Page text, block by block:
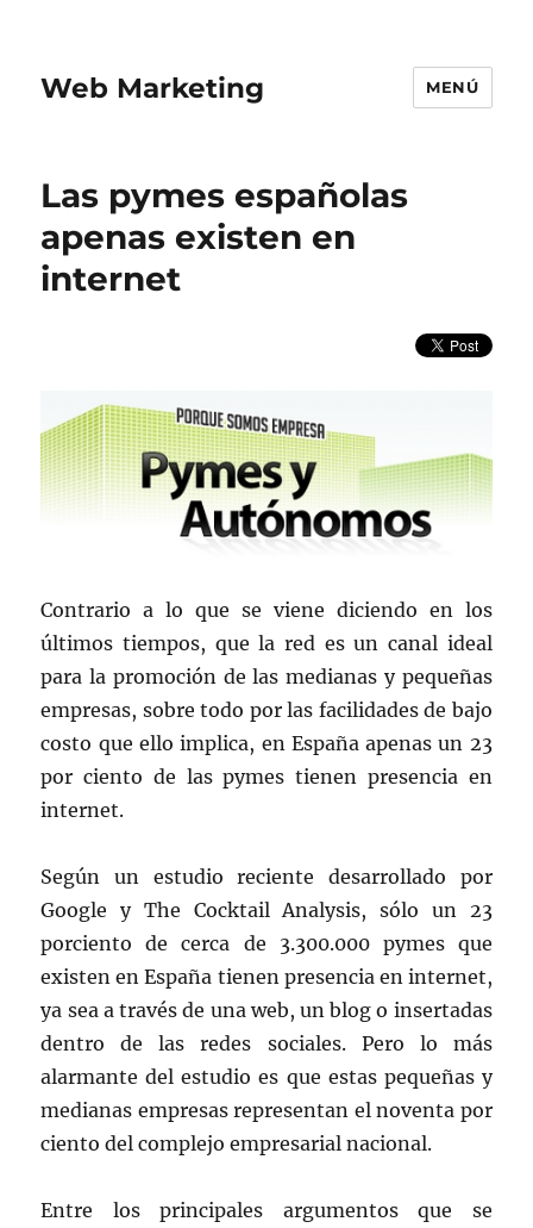
Web Marketing MENÚ
Las pymes españolas
apenas existen en
internet
Contrario a lo que se viene diciendo en los
últimos tiempos, que la red es un canal ideal
para la promoción de las medianas y pequeñas
empresas, sobre todo por las facilidades de bajo
costo que ello implica, en España apenas un 23
por ciento de las pymes tienen presencia en
internet.
Según un estudio reciente desarrollado por
Google y The Cocktail Analysis, sólo un 23
porciento de cerca de 3.300.000 pymes que
existen en España tienen presencia en internet,
ya sea a través de una web, un blog o insertadas
dentro de las redes sociales. Pero lo más
alarmante del estudio es que estas pequeñas y
medianas empresas representan el noventa por
ciento del complejo empresarial nacional.
Entre los principales argumentos que se